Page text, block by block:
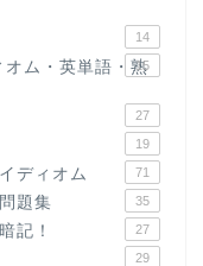
14
ム・英単語・熟
15
27
19
ディオム 71
題集 35
記！ 27
29